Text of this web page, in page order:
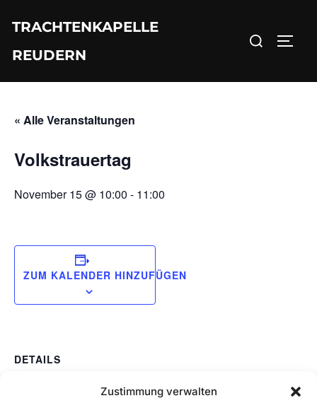
Zustimmung verwalten
Inhalt
springen
TRACHTENKAPELLE
REUDERN
Suchen
« Alle Veranstaltungen
Volkstrauertag
November 15 @ 10:00 - 11:00
ZUM KALENDER HINZUFÜGEN
DETAILS